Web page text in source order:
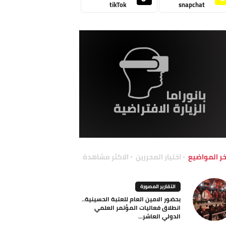
snapchat
tikTok
المواضيع اختيار المحررين الاكثر مشاهدة
التقارير المصورة
بحضور الامين العام للعتبة الحسينية..
انطلاق فعاليات المؤتمر العلمي
الدولي العاشر...